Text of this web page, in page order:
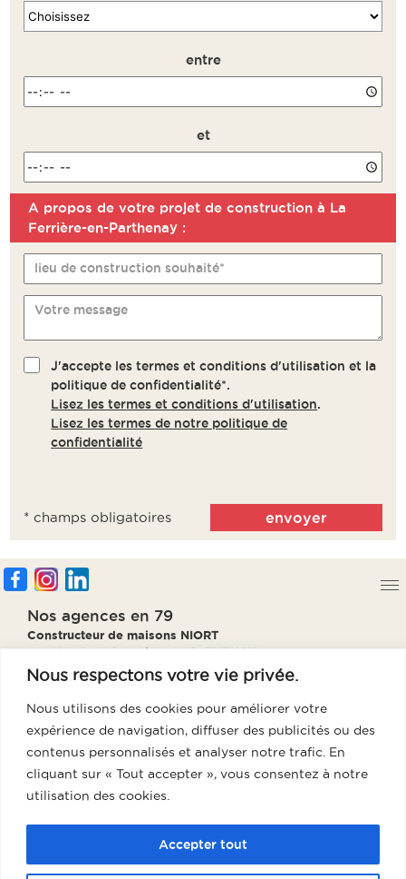
Nous respectons votre vie privée.
Nous utilisons des cookies pour améliorer votre
expérience de navigation, diffuser des publicités ou des
contenus personnalisés et analyser notre trafic. En
cliquant sur « Tout accepter », vous consentez à notre
utilisation des cookies.
Accepter tout
entre
et
Remarque
A propos de votre projet de construction à La
Ferrière-en-Parthenay :
lieu de construction souhaité*
Votre message
J'accepte les termes et conditions d'utilisation et la
politique de confidentialité*.
Lisez les termes et conditions d'utilisation.
Lisez les termes de notre politique de
confidentialité
* champs obligatoires
Nos agences en 79
Constructeur de maisons NIORT
Constructeur de maisons PARTHENAY
Constructeur de maisons BRESSUIRE
Constructeur de maisons THOUARS
Constructeur de maisons Fontenay
Notre agence en 86
Constructeur de maisons Poitiers
Notre agence en 17
Constructeur de maisons La Rochelle